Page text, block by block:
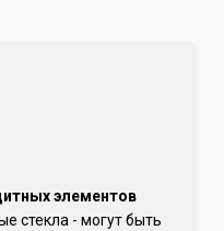
элементов
стекла - могут быть